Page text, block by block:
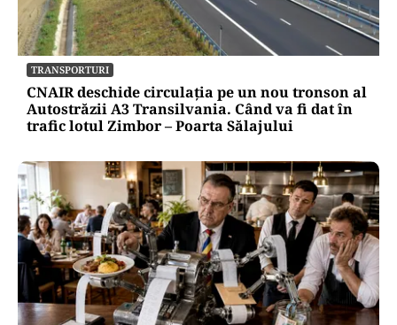
TRANSPORTURI
CNAIR deschide circulația pe un nou tronson al
Autostrăzii A3 Transilvania. Când va fi dat în
trafic lotul Zimbor – Poarta Sălajului